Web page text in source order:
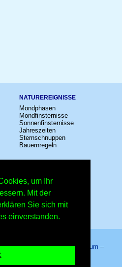
um Ihr
Mit der
Sie sich mit
einverstanden.
NATUREREIGNISSE
Mondphasen
Mondfinsternisse
Sonnenfinsternisse
Jahreszeiten
Sternschnuppen
Bauernregeln
Zeitumstellung
Sternzeichen
Schalttage
Messen
Erinnerungen
Volksfeste
–App–Sitemap–Impressum –
© 2026 Kleiner Kalender